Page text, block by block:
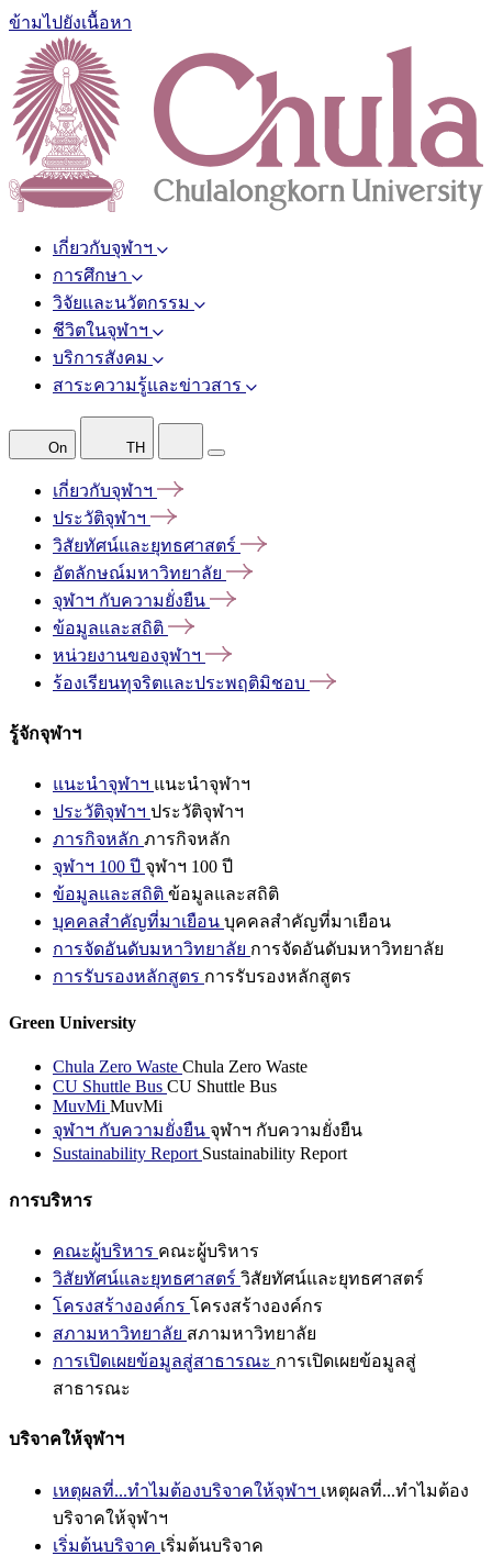
ข้ามไปยังเนื้อหา
เกี่ยวกับจุฬาฯ
การศึกษา
วิจัยและนวัตกรรม
ชีวิตในจุฬาฯ
บริการสังคม
สาระความรู้และข่าวสาร
On TH
เกี่ยวกับจุฬาฯ
ประวัติจุฬาฯ
วิสัยทัศน์และยุทธศาสตร์
อัตลักษณ์มหาวิทยาลัย
จุฬาฯ กับความยั่งยืน
ข้อมูลและสถิติ
หน่วยงานของจุฬาฯ
ร้องเรียนทุจริตและประพฤติมิชอบ
รู้จักจุฬาฯ
แนะนำจุฬาฯ แนะนำจุฬาฯ
ประวัติจุฬาฯ ประวัติจุฬาฯ
ภารกิจหลัก ภารกิจหลัก
จุฬาฯ 100 ปี จุฬาฯ 100 ปี
ข้อมูลและสถิติ ข้อมูลและสถิติ
บุคคลสำคัญที่มาเยือน บุคคลสำคัญที่มาเยือน
การจัดอันดับมหาวิทยาลัย การจัดอันดับมหาวิทยาลัย
การรับรองหลักสูตร การรับรองหลักสูตร
Green University
Chula Zero Waste Chula Zero Waste
CU Shuttle Bus CU Shuttle Bus
MuvMi MuvMi
จุฬาฯ กับความยั่งยืน จุฬาฯ กับความยั่งยืน
Sustainability Report Sustainability Report
การบริหาร
คณะผู้บริหาร คณะผู้บริหาร
วิสัยทัศน์และยุทธศาสตร์ วิสัยทัศน์และยุทธศาสตร์
โครงสร้างองค์กร โครงสร้างองค์กร
สภามหาวิทยาลัย สภามหาวิทยาลัย
การเปิดเผยข้อมูลสู่สาธารณะ การเปิดเผยข้อมูลสู่
สาธารณะ
บริจาคให้จุฬาฯ
เหตุผลที่...ทำไมต้องบริจาคให้จุฬาฯ เหตุผลที่...ทำไมต้อง
บริจาคให้จุฬาฯ
เริ่มต้นบริจาค เริ่มต้นบริจาค